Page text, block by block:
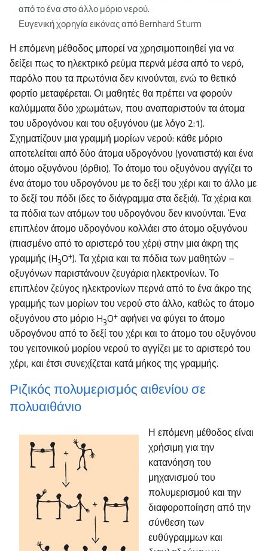
από το ένα στο άλλο μόριο νερού.
Ευγενική χορηγία εικόνας από Bernhard Sturm
Η επόμενη μέθοδος μπορεί να χρησιμοποιηθεί για να
δείξει πως το ηλεκτρικό ρεύμα περνά μέσα από το νερό,
παρόλο που τα πρωτόνια δεν κινούνται, ενώ το θετικό
φορτίο μεταφέρεται. Οι μαθητές θα πρέπει να φορούν
καλύμματα δύο χρωμάτων, που αναπαριστούν τα άτομα
του υδρογόνου και του οξυγόνου (με λόγο 2:1).
Σχηματίζουν μια γραμμή μορίων νερού: κάθε μόριο
αποτελείται από δύο άτομα υδρογόνου (γονατιστά) και ένα
άτομο οξυγόνου (όρθιο). Το άτομο του οξυγόνου αγγίζει το
ένα άτομο του υδρογόνου με το δεξί του χέρι και το άλλο με
το δεξί του πόδι (δες το διάγραμμα στα δεξιά). Τα χέρια και
τα πόδια των ατόμων του υδρογόνου δεν κινούνται. Ένα
επιπλέον άτομο υδρογόνου κολλάει στο άτομο οξυγόνου
(πιασμένο από το αριστερό του χέρι) στην μια άκρη της
γραμμής (H3O+). Τα χέρια και τα πόδια των μαθητών –
οξυγόνων παριστάνουν ζευγάρια ηλεκτρονίων. Το
επιπλέον ζεύγος ηλεκτρονίων περνά από το ένα άκρο της
γραμμής των μορίων του νερού στο άλλο, καθώς το άτομο
οξυγόνου στο μόριο H3O+ αφήνει να φύγει το άτομο
υδρογόνου από το δεξί του χέρι και το άτομο του οξυγόνου
του γειτονικού μορίου νερού το αγγίζει με το αριστερό του
χέρι, και έτσι συνεχίζεται κατά μήκος της γραμμής.
Ριζικός πολυμερισμός αιθενίου σε
πολυαιθάνιο
Η επόμενη μέθοδος είναι
χρήσιμη για την
κατανόηση του
μηχανισμού του
πολυμερισμού και την
διαφοροποίηση από την
σύνθεση των
ευθύγραμμων και